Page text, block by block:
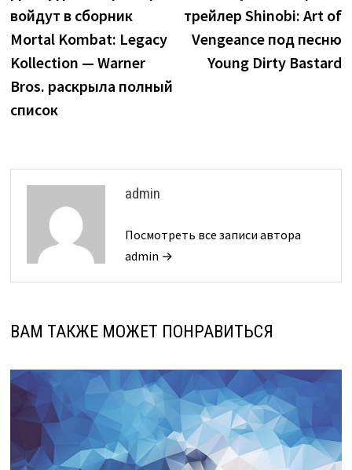
записям
войдут в сборник
Mortal Kombat: Legacy
Kollection — Warner
Bros. раскрыла полный
список
трейлер Shinobi: Art of
Vengeance под песню
Young Dirty Bastard
admin
Посмотреть все записи автора
admin →
ВАМ ТАКЖЕ МОЖЕТ ПОНРАВИТЬСЯ